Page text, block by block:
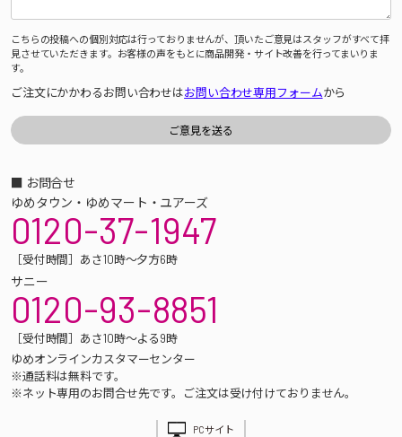
こちらの投稿への個別対応は行っておりませんが、頂いたご意見はスタッフがすべて拝
見させていただきます。お客様の声をもとに商品開発・サイト改善を行ってまいりま
す。
ご注文にかかわるお問い合わせはお問い合わせ専用フォームから
■ お問合せ
ゆめタウン・ゆめマート・ユアーズ
0120-37-1947
［受付時間］あさ10時～夕方6時
サニー
0120-93-8851
［受付時間］あさ10時～よる9時
ゆめオンラインカスタマーセンター
※通話料は無料です。
※ネット専用のお問合せ先です。ご注文は受け付けておりません。
PCサイト